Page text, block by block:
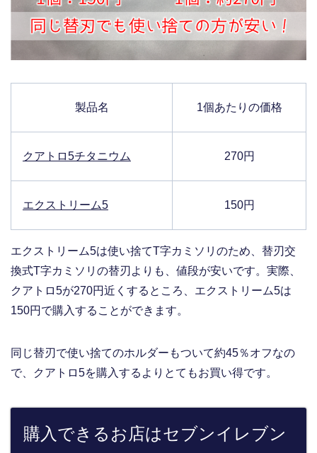
製品名 1個あたりの価格
クアトロ5チタニウム 270円
エクストリーム5 150円
エクストリーム5は使い捨てT字カミソリのため、替刃交
換式T字カミソリの替刃よりも、値段が安いです。実際、
クアトロ5が270円近くするところ、エクストリーム5は
150円で購入することができます。
同じ替刃で使い捨てのホルダーもついて約45％オフなの
で、クアトロ5を購入するよりとてもお買い得です。
購入できるお店はセブンイレブン